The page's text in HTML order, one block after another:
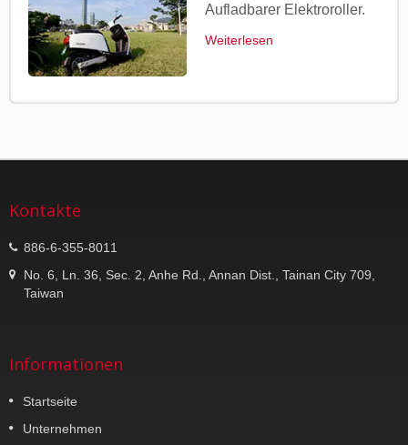
Aufladbarer Elektroroller.
Weiterlesen
Kontakte
886-6-355-8011
No. 6, Ln. 36, Sec. 2, Anhe Rd., Annan Dist., Tainan City 709,
Taiwan
Informationen
Startseite
Unternehmen